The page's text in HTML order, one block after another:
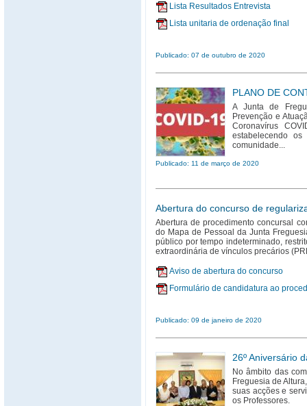
Lista Resultados Entrevista
Lista unitaria de ordenação final
Publicado: 07 de outubro de 2020
PLANO DE
A Junta de
Prevenção e
Coronavírus
estabelecendo
comunidade...
Publicado: 11 de março de 2020
Abertura do concurso de
Abertura de procedimento concursal
do Mapa de Pessoal da Junta
público por tempo indeterminado,
extraordinária de vínculos precários
Aviso de abertura do concurso
Formulário de candidatura ao
Publicado: 09 de janeiro de 2020
26º Aniversário
No âmbito das
Freguesia de
suas acções e
os Professores.